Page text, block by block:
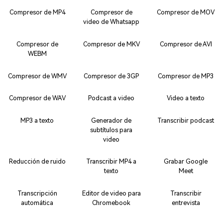
Compresor de MP4
Compresor de
video de Whatsapp
Compresor de MOV
Compresor de
WEBM
Compresor de MKV Compresor de AVI
Compresor de WMV Compresor de 3GP Compresor de MP3
Compresor de WAV Podcast a video Video a texto
MP3 a texto
Generador de
subtítulos para
video
Transcribir podcast
Reducción de ruido
Transcribir MP4 a
texto
Grabar Google
Meet
Transcripción
automática
Editor de video para
Chromebook
Transcribir
entrevista